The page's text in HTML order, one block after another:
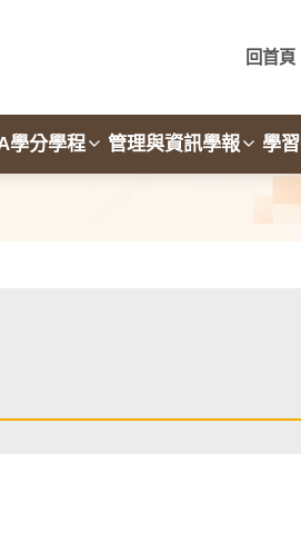
回首頁
學分學程 管理與資訊學報 學